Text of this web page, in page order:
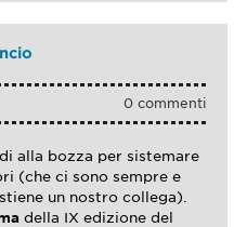
0 commenti
alla bozza per sistemare
(che ci sono sempre e
un nostro collega).
della IX edizione del